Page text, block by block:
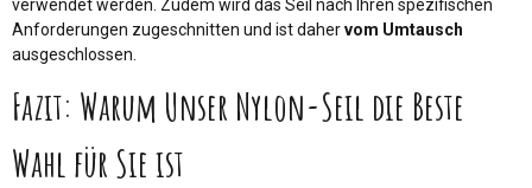
verwendet werden. Zudem wird das Seil nach Ihren spezifischen
Anforderungen zugeschnitten und ist dahervom Umtausch
ausgeschlossen.
Fazit: Warum Unser Nylon-Seil die Beste
Wahl für Sie ist